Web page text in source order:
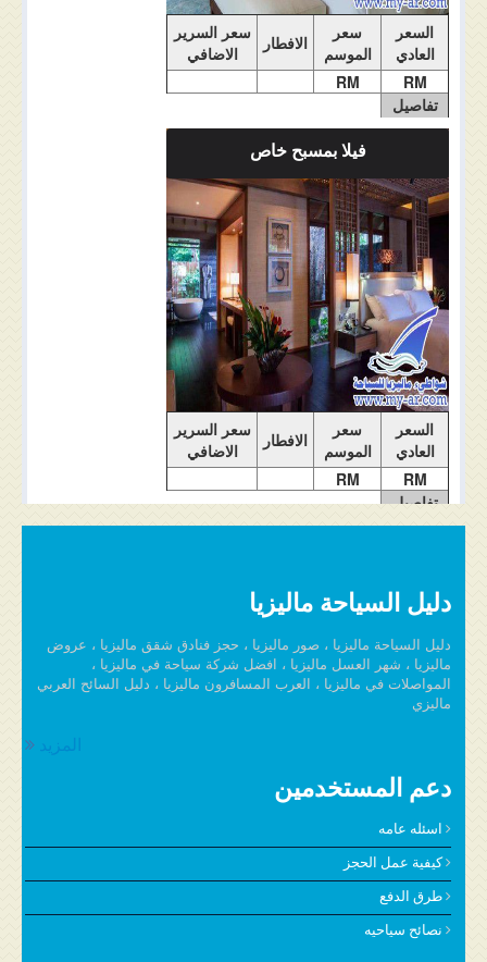
السعر
العادي
سعر
الموسم
الافطار
سعر السرير
الاضافي
RM
RM
تفاصيل
الغرفة
فيلا بمسبح خاص
السعر
العادي
سعر
الموسم
الافطار
سعر السرير
الاضافي
RM
RM
تفاصيل
الغرفة
ملاحضات الغرفة
دليل السياحة ماليزيا
دليل السياحة ماليزيا ، صور ماليزيا ، حجز فنادق شقق ماليزيا ، عروض
ماليزيا ، شهر العسل ماليزيا ، افضل شركة سياحة في ماليزيا ،
المواصلات في ماليزيا ، العرب المسافرون ماليزيا ، دليل السائح العربي
ماليزي
المزيد
دعم المستخدمين
اسئله عامه
كيفية عمل الحجز
طرق الدفع
نصائح سياحيه